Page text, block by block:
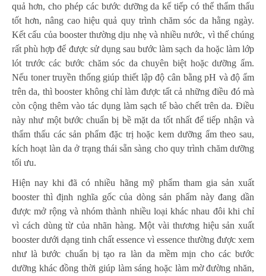
quả hơn, cho phép các bước dưỡng da kế tiếp có thể thẩm thấu
tốt hơn, nâng cao hiệu quả quy trình chăm sóc da hằng ngày.
Kết cấu của booster thường dịu nhẹ và nhiều nước, vì thế chúng
rất phù hợp để được sử dụng sau bước làm sạch da hoặc làm lớp
lót trước các bước chăm sóc da chuyên biệt hoặc dưỡng ẩm.
Nếu toner truyền thống giúp thiết lập độ cân bằng pH và độ ẩm
trên da, thì booster không chỉ làm được tất cả những điều đó mà
còn cộng thêm vào tác dụng làm sạch tế bào chết trên da. Điều
này như một bước chuẩn bị bề mặt da tốt nhất để tiếp nhận và
thẩm thấu các sản phẩm đặc trị hoặc kem dưỡng ẩm theo sau,
kích hoạt làn da ở trạng thái sẵn sàng cho quy trình chăm dưỡng
tối ưu.
Hiện nay khi đã có nhiều hãng mỹ phẩm tham gia sản xuất
booster thì định nghĩa gốc của dòng sản phẩm này đang dần
được mở rộng và nhóm thành nhiều loại khác nhau đôi khi chỉ
vì cách dùng từ của nhãn hàng. Một vài thương hiệu sản xuất
booster dưới dạng tinh chất essence vì essence thường được xem
như là bước chuẩn bị tạo ra làn da mềm mịn cho các bước
dưỡng khác đồng thời giúp làm sáng hoặc làm mờ đường nhăn,